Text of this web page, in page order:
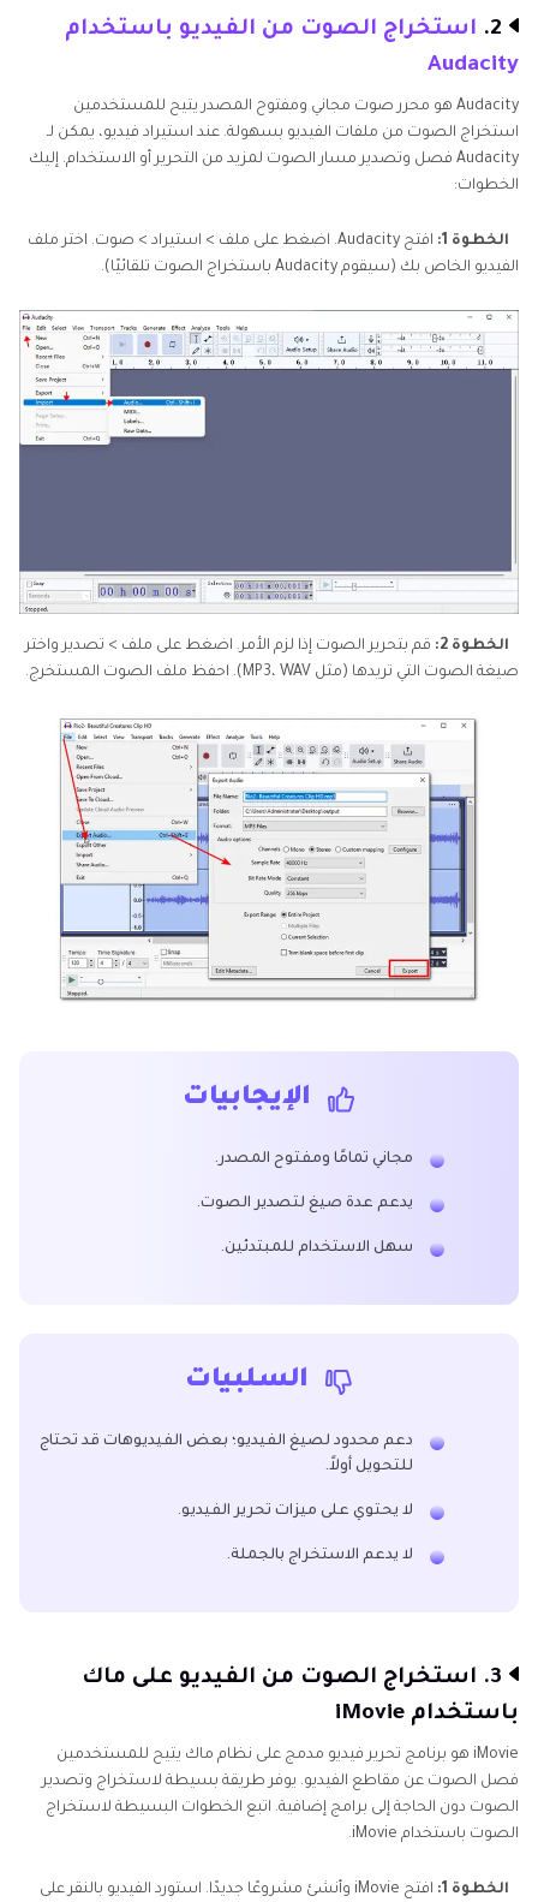
2.
استخراج الصوت من الفيديو باستخدام
Audacity
Audacity هو محرر صوت مجاني ومفتوح المصدر يتيح للمستخدمين
استخراج الصوت من ملفات الفيديو بسهولة. عند استيراد فيديو، يمكن لـ
Audacity فصل وتصدير مسار الصوت لمزيد من التحرير أو الاستخدام. إليك
الخطوات:
الخطوة 1:
افتح Audacity. اضغط على ملف > استيراد > صوت. اختر ملف
الفيديو الخاص بك (سيقوم Audacity باستخراج الصوت تلقائيًا).
الخطوة 2:
قم بتحرير الصوت إذا لزم الأمر. اضغط على ملف > تصدير واختر
صيغة الصوت التي تريدها (مثل MP3، WAV). احفظ ملف الصوت المستخرج.
الإيجابيات
مجاني تمامًا ومفتوح المصدر.
يدعم عدة صيغ لتصدير الصوت.
سهل الاستخدام للمبتدئين.
السلبيات
دعم محدود لصيغ الفيديو؛ بعض الفيديوهات قد تحتاج
للتحويل أولاً.
لا يحتوي على ميزات تحرير الفيديو.
لا يدعم الاستخراج بالجملة.
3. استخراج الصوت من الفيديو على ماك
باستخدام iMovie
iMovie هو برنامج تحرير فيديو مدمج على نظام ماك يتيح للمستخدمين
فصل الصوت عن مقاطع الفيديو. يوفر طريقة بسيطة لاستخراج وتصدير
الصوت دون الحاجة إلى برامج إضافية. اتبع الخطوات البسيطة لاستخراج
الصوت باستخدام iMovie.
الخطوة 1: افتح iMovie وأنشئ مشروعًا جديدًا. استورد الفيديو بالنقر على